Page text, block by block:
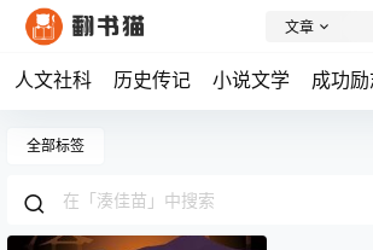
人文社科 历史传记 小说文学 成功
文章
全部标签